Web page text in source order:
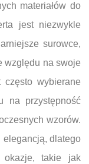
materiałów do
jest niezwykle
surowce,
względu na swoje
często wybierane
na przystępność
wzorów.
elegancją, dlatego
okazje, takie jak